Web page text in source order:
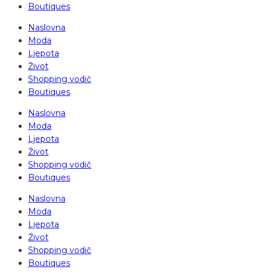
Boutiques
Naslovna
Moda
Ljepota
Život
Shopping vodič
Boutiques
Naslovna
Moda
Ljepota
Život
Shopping vodič
Boutiques
Naslovna
Moda
Ljepota
Život
Shopping vodič
Boutiques